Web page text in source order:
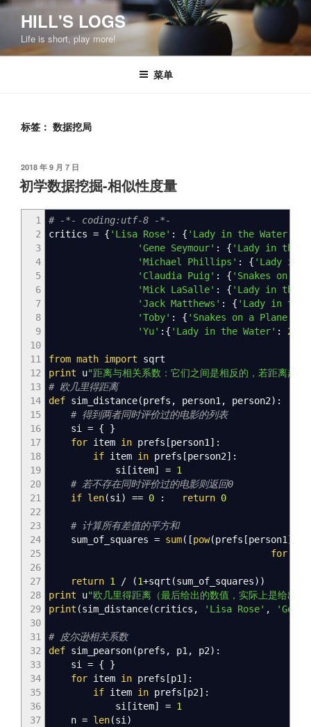
跳
容
HILL'S LOGS
Life is short, play more!
菜单
标签： 数据挖局
发
布
于
2018 年 9 月 7 日
初学数据挖掘-相似性度量
1
2
3
4
5
6
7
8
9
10
11
12
13
14
15
16
17
18
19
20
21
22
23
24
25
26
27
28
29
30
31
32
33
34
35
36
37
# -*- coding:utf-8 -*-
critics = { 'Lisa Rose' : { 'Lady in the Water'
'Gene Seymour' : { 'Lady in the
'Michael Phillips' : { 'Lady in
'Claudia Puig' : { 'Snakes on a
'Mick LaSalle' : { 'Lady in the
'Jack Matthews' : { 'Lady in the
'Toby' : { 'Snakes on a Plane'
'Yu' : { 'Lady in the Water' : 2.5
from math import sqrt
print u"距离与相关系数：它们之间是相反的，若距离越
# 欧几里得距离
def sim_distance(prefs , person1 , person2) :
# 得到两者同时评价过的电影的列表
si = {
}
for item in prefs [person1 ] :
if item in prefs [person2] :
si [item] = 1
# 若不存在同时评价过的电影则返回0
if len(si ) == 0 : return 0
# 计算所有差值的平方和
sum_of_squares = sum( [pow(prefs [person1 ]
for
return 1 / (1+sqrt (sum_of_squares) )
print u"欧几里得距离（最后给出的数值，实际上是给出
print (sim_distance(critics , 'Lisa Rose' , 'Gene
# 皮尔逊相关系数
def sim_pearson(prefs , p1 , p2) :
si = {
}
for item in prefs [p1 ] :
if item in prefs [p2] :
si [item] = 1
n = len(si )